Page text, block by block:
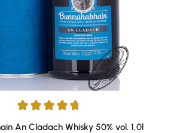
Bewertung von 4.79 von 5 Sternen
An Cladach Whisky 50% vol. 1,0l